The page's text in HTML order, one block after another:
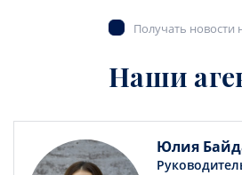
Получать новости
Наши
Юлия